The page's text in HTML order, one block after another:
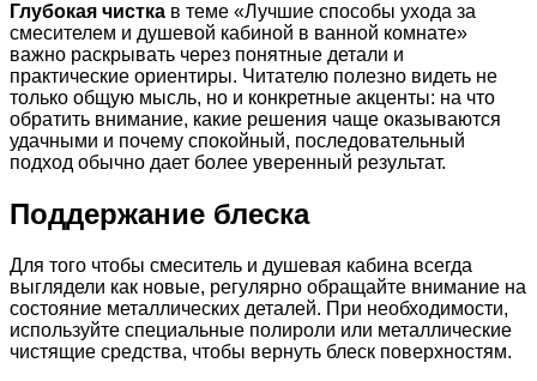
Глубокая чистка в теме «Лучшие способы ухода за
смесителем и душевой кабиной в ванной комнате»
важно раскрывать через понятные детали и
практические ориентиры. Читателю полезно видеть не
только общую мысль, но и конкретные акценты: на что
обратить внимание, какие решения чаще оказываются
удачными и почему спокойный, последовательный
подход обычно дает более уверенный результат.
Поддержание блеска
Для того чтобы смеситель и душевая кабина всегда
выглядели как новые, регулярно обращайте внимание на
состояние металлических деталей. При необходимости,
используйте специальные полироли или металлические
чистящие средства, чтобы вернуть блеск поверхностям.